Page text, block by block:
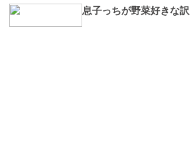
息子っちが野菜好きな訳